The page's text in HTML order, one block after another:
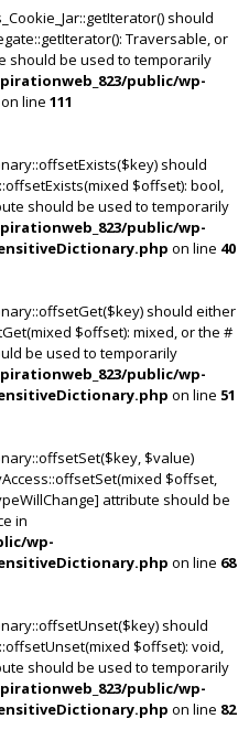
should
Traversable, or
should be used to temporarily
public/wp-
on line 111
should
$offset): bool,
should be used to temporarily
public/wp-
on line 40
should either
$offset): mixed, or the #
be used to temporarily
public/wp-
on line 51
$value)
$offset,
attribute should be
in
wp-
on line 68
should
$offset): void,
should be used to temporarily
public/wp-
on line 82